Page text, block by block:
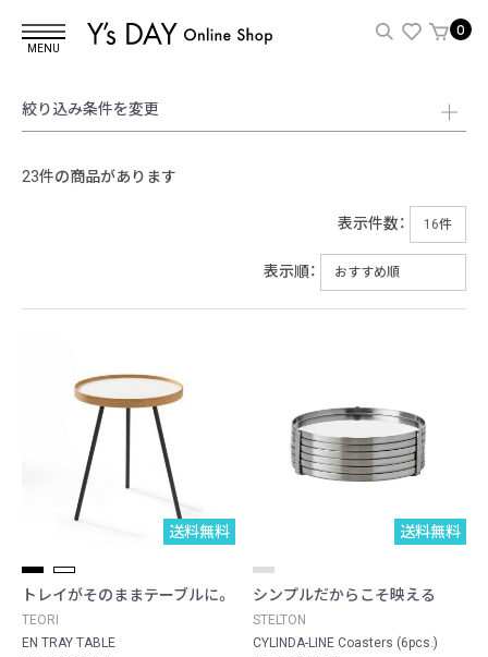
MENU
0
絞り込み条件を変更
23件の商品があります
表示件数：
表示順：
送料無料
トレイがそのままテーブルに。
TEORI
EN TRAY TABLE
送料無料
シンプルだからこそ映える
STELTON
CYLINDA-LINE Coasters (6pcs.)